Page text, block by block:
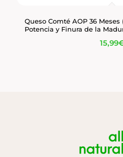
Queso Comté AOP 36 Meses
Potencia y Finura de la
15,99